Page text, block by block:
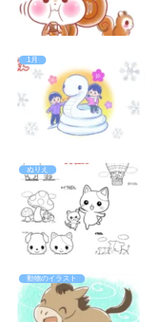
1月
ぬりえ
動物のイラスト